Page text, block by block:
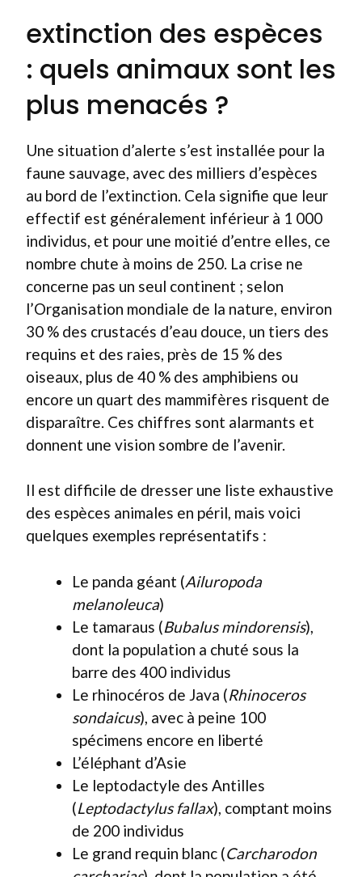
extinction des espèces
: quels animaux sont les
plus menacés ?
Une situation d’alerte s’est installée pour la
faune sauvage, avec des milliers d’espèces
au bord de l’extinction. Cela signifie que leur
effectif est généralement inférieur à 1 000
individus, et pour une moitié d’entre elles, ce
nombre chute à moins de 250. La crise ne
concerne pas un seul continent ; selon
l’Organisation mondiale de la nature, environ
30 % des crustacés d’eau douce, un tiers des
requins et des raies, près de 15 % des
oiseaux, plus de 40 % des amphibiens ou
encore un quart des mammifères risquent de
disparaître. Ces chiffres sont alarmants et
donnent une vision sombre de l’avenir.
Il est difficile de dresser une liste exhaustive
des espèces animales en péril, mais voici
quelques exemples représentatifs :
Le panda géant (Ailuropoda
melanoleuca)
Le tamaraus (Bubalus mindorensis),
dont la population a chuté sous la
barre des 400 individus
Le rhinocéros de Java (Rhinoceros
sondaicus), avec à peine 100
spécimens encore en liberté
L’éléphant d’Asie
Le leptodactyle des Antilles
(Leptodactylus fallax), comptant moins
de 200 individus
Le grand requin blanc (Carcharodon